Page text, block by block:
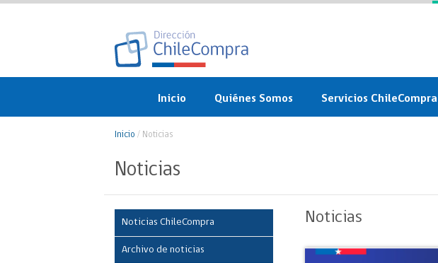
Inicio Quiénes Somos
Sistema de Gestión
Servicios ChileCompra
Gratis y en línea
Inicio / Noticias
Noticias
Noticias ChileCompra
Archivo de noticias
Noticias